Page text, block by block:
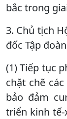
bắc trong
3. Chủ tịch
đốc Tập
(1) Tiếp tục
chặt chẽ
bảo đảm
triển kinh